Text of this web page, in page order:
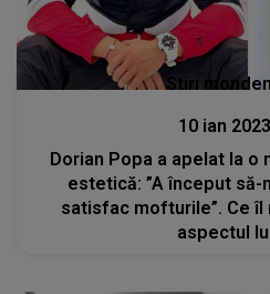
Stiri
10 ian 2023
Dorian Popa a apelat la o
estetică: ”A început să-
satisfac mofturile”. Ce îl
aspectul